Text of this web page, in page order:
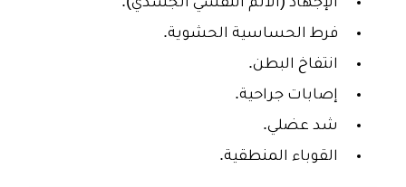
الإجهاد (الألم النفسي الجسدي).
فرط الحساسية الحشوية.
انتفاخ البطن.
إصابات جراحية.
شد عضلي.
القوباء المنطقية.